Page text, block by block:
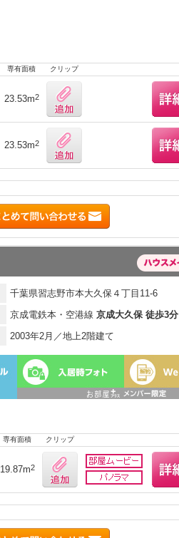
専有面積 クリップ
23.53m2
23.53m2
千葉県習志野市本大久保４丁目11-6
京成電鉄本・空港線 京成大久保 徒歩3分
2003年2月／地上2階建て
専有面積 クリップ
19.87m2